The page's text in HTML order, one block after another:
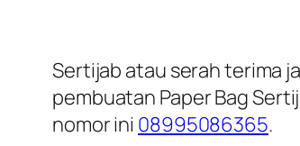
Sertijab atau serah terima
pembuatan Paper Bag
nomor ini 08995086365.